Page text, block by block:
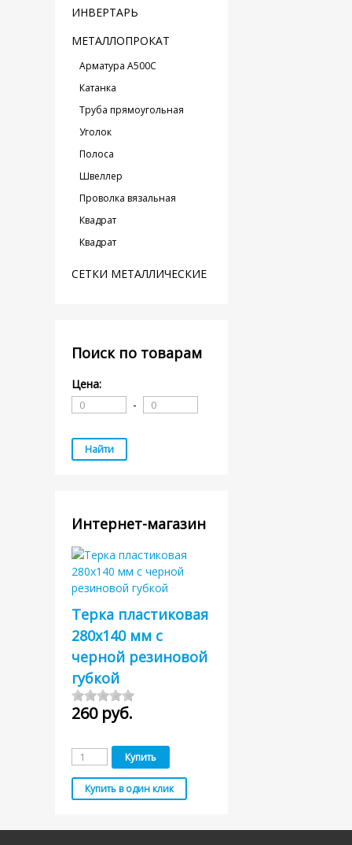
ИНВЕРТАРЬ
МЕТАЛЛОПРОКАТ
Арматура А500С
Катанка
Труба прямоугольная
Уголок
Полоса
Швеллер
Проволка вязальная
Квадрат
Квадрат
СЕТКИ МЕТАЛЛИЧЕСКИЕ
Поиск по товарам
Цена:
-
Интернет-магазин
Терка пластиковая
280х140 мм с
черной резиновой
губкой
260руб.